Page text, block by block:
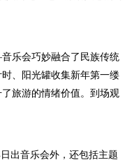
乐会巧妙融合了民族传统
、阳光罐收集新年第一缕
旅游的情绪价值。到场观
出音乐会外，还包括主题